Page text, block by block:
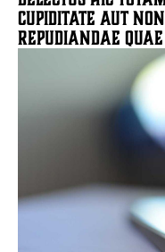
cupiditate aut
repudiandae